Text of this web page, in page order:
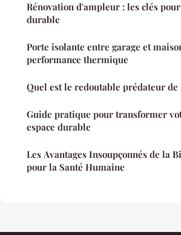
Rénovation d'ampleur : les clés
durable
Porte isolante entre garage et
performance thermique
Quel est le redoutable prédateur de
Guide pratique pour transformer
espace durable
Les Avantages Insoupçonnés de la
pour la Santé Humaine